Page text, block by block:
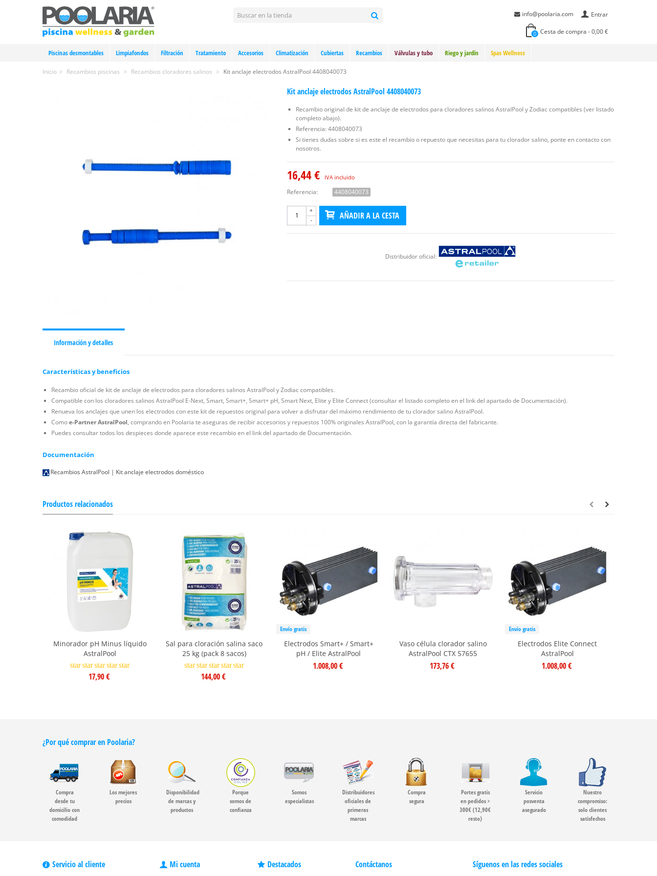
Entrar
info@poolaria.com
0 Cesta de compra -0,00 €
Piscinas desmontables Limpiafondos Filtración Tratamiento Accesorios Climatización Cubiertas Recambios Válvulas y tubo Riego y jardín Spas Wellness
Inicio > Recambios piscinas > Recambios cloradores salinos > Kit anclaje electrodos AstralPool 4408040073
Kit anclaje electrodos AstralPool 4408040073
Recambio original de kit de anclaje de electrodos para cloradores salinos AstralPool y Zodiac compatibles (ver listado
completo abajo).
Referencia: 4408040073
Si tienes dudas sobre si es este el recambio o repuesto que necesitas para tu clorador salino, ponte en contacto con
nosotros.
16,44 € IVA incluido
Referencia: 4408040073
-
+ AÑADIR A LA CESTA
Distribuidor oficial:
Información y detalles
Características y beneficios
Recambio oficial de kit de anclaje de electrodos para cloradores salinos AstralPool y Zodiac compatibles.
Compatible con los cloradores salinos AstralPool E-Next, Smart, Smart+, Smart+ pH, Smart Next, Elite y Elite Connect (consultar el listado completo en el link del apartado de Documentación).
Renueva los anclajes que unen los electrodos con este kit de repuestos original para volver a disfrutar del máximo rendimiento de tu clorador salino AstralPool.
Comoe-Partner AstralPool, comprando en Poolaria te aseguras de recibir accesorios y repuestos 100% originales AstralPool, con la garantía directa del fabricante.
Puedes consultar todos los despieces donde aparece este recambio en el link del apartado de Documentación.
Documentación
Recambios AstralPool | Kit anclaje electrodos doméstico
Productos relacionados
Minorador pH Minus líquido
AstralPool
starstarstarstarstar
17,90 €
Sal para cloración salina saco
25 kg (pack 8 sacos)
starstarstarstarstar
144,00 €
Envío gratis
Electrodos Smart+ / Smart+
pH / Elite AstralPool
1.008,00 €
Vaso célula clorador salino
AstralPool CTX 57655
173,76 €
Envío gratis
Electrodos Elite Connect
AstralPool
1.008,00 €
¿Por qué comprar en Poolaria?
Compra
desde tu
domicilio con
comodidad
Los mejores
precios
Disponibilidad
de marcas y
productos
Porque
somos de
confianza
Somos
especialistas
Distribuidores
oficiales de
primeras
marcas
Compra
segura
Portes gratis
en pedidos >
300€ (12,90€
resto)
Servicio
posventa
asegurado
Nuestro
compromiso:
solo clientes
satisfechos
Servicio al cliente Mi cuenta Destacados Contáctanos Síguenos en las redes sociales